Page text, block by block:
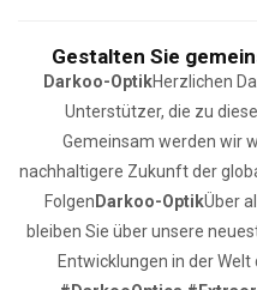
Gestalten Sie
Darkoo-OptikHerzlichen
Unterstützer, die zu
Gemeinsam werden wir
nachhaltigere Zukunft der
Folgen Darkoo-OptikÜber
bleiben Sie über unsere
Entwicklungen in der